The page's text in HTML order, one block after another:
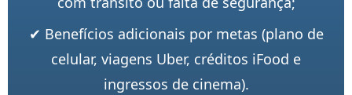
✔ Benefícios adicionais por metas (plano de
celular, viagens Uber, créditos iFood e
ingressos de cinema).